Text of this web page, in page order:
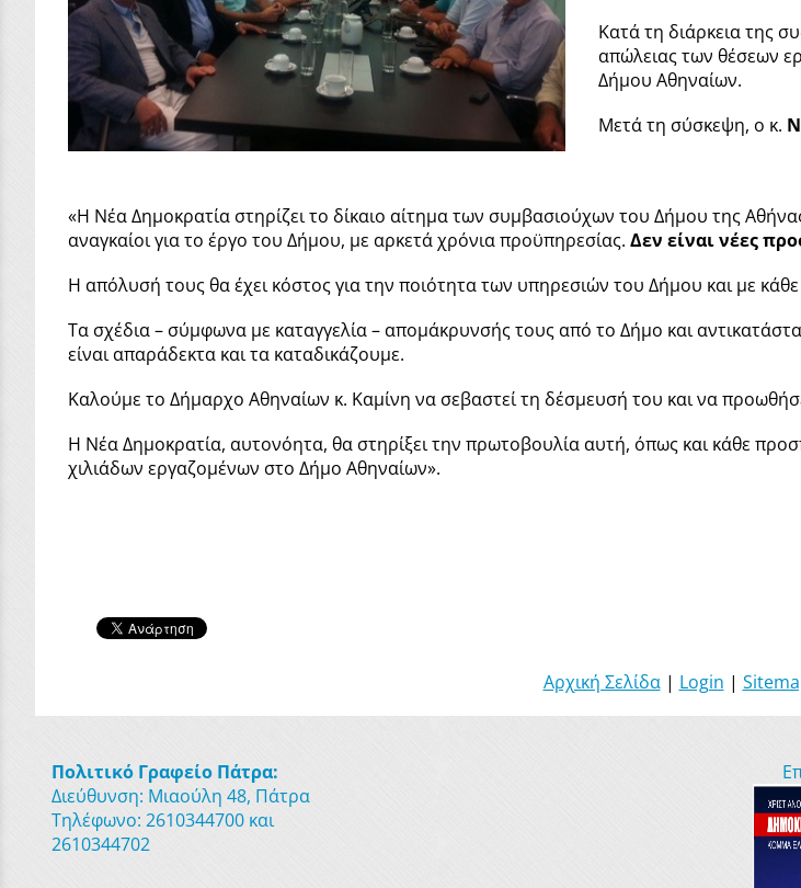
Κατά τη διάρκεια της
απώλειας των θέσεων
Δήμου Αθηναίων.
Μετά τη σύσκεψη, ο κ.
«Η Νέα Δημοκρατία στηρίζει το δίκαιο αίτημα των συμβασιούχων του Δήμου της
αναγκαίοι για το έργο του Δήμου, με αρκετά χρόνια προϋπηρεσίας. Δεν είναι νέες
Η απόλυσή τους θα έχει κόστος για την ποιότητα των υπηρεσιών του Δήμου και με
Τα σχέδια – σύμφωνα με καταγγελία – απομάκρυνσής τους από το Δήμο και
είναι απαράδεκτα και τα καταδικάζουμε.
Καλούμε το Δήμαρχο Αθηναίων κ. Καμίνη να σεβαστεί τη δέσμευσή του και να
Η Νέα Δημοκρατία, αυτονόητα, θα στηρίξει την πρωτοβουλία αυτή, όπως και κάθε
χιλιάδων εργαζομένων στο Δήμο Αθηναίων».
Αρχική Σελίδα| Login |
Πολιτικό Γραφείο Πάτρα:
Διεύθυνση: Μιαούλη 48, Πάτρα
Τηλέφωνο: 2610344700 και
2610344702